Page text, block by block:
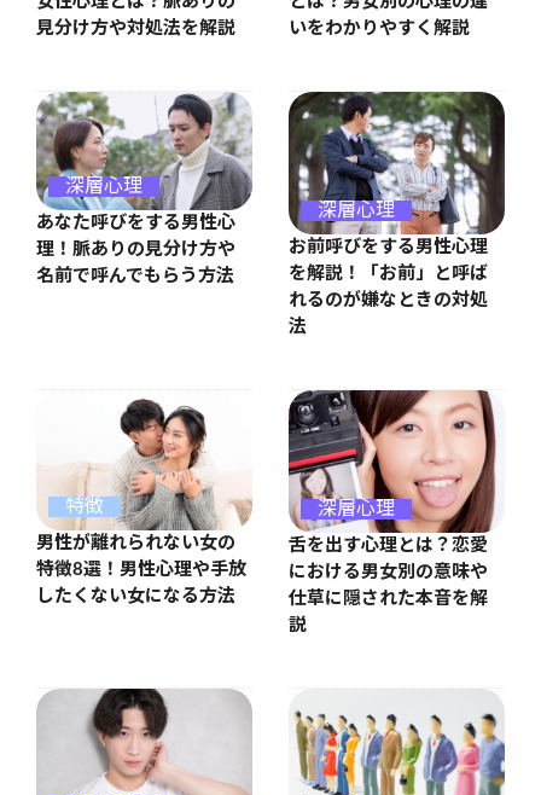
見分け方や対処法を解説
いをわかりやすく解説
深層心理
あなた呼びをする男性心
理！脈ありの見分け方や
名前で呼んでもらう方法
深層心理
お前呼びをする男性心理
を解説！「お前」と呼ば
れるのが嫌なときの対処
法
特徴
男性が離れられない女の
特徴8選！男性心理や手放
したくない女になる方法
深層心理
舌を出す心理とは？恋愛
における男女別の意味や
仕草に隠された本音を解
説